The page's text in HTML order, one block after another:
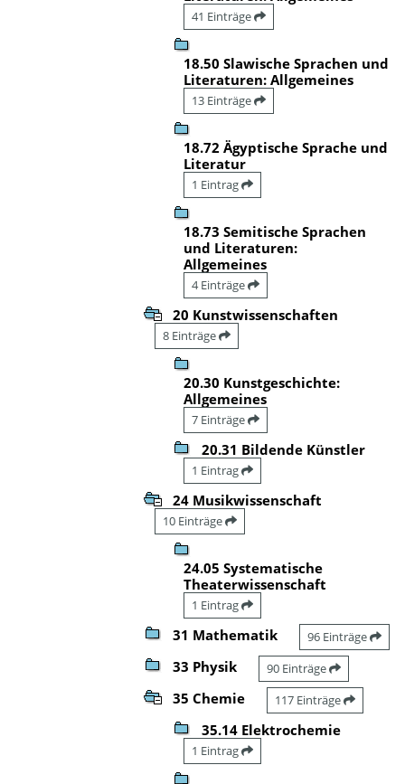
41 Einträge
18.50 Slawische Sprachen und
Literaturen: Allgemeines
13 Einträge
18.72 Ägyptische Sprache und
Literatur
1 Eintrag
18.73 Semitische Sprachen
und Literaturen:
Allgemeines
4 Einträge
20 Kunstwissenschaften
8 Einträge
20.30 Kunstgeschichte:
Allgemeines
7 Einträge
20.31 Bildende Künstler
1 Eintrag
24 Musikwissenschaft
10 Einträge
24.05 Systematische
Theaterwissenschaft
1 Eintrag
31 Mathematik 96 Einträge
33 Physik 90 Einträge
35 Chemie 117 Einträge
35.14 Elektrochemie
1 Eintrag